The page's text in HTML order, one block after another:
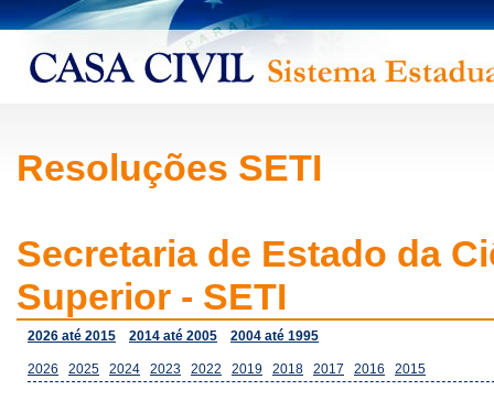
Resoluções SETI
Secretaria de Estado da
Superior - SETI
2026 até 2015 2014 até 2005 2004 até 1995
2026 2025 2024 2023 2022 2019 2018 2017 2016 2015